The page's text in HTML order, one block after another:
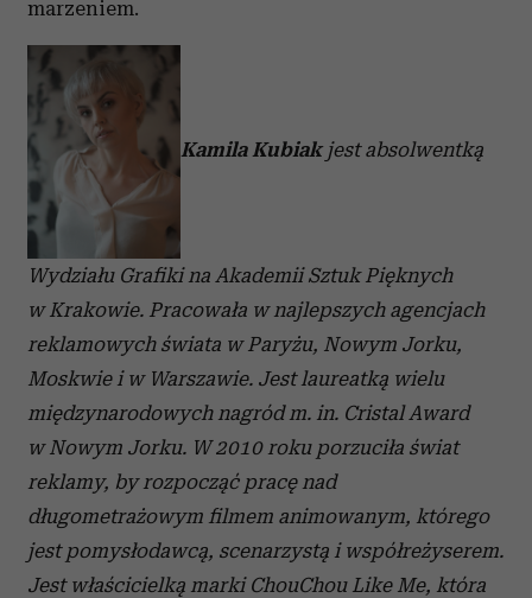
marzeniem.
Kamila Kubiakjest absolwentką
Wydziału Grafiki na Akademii Sztuk Pięknych
w Krakowie. Pracowała w najlepszych agencjach
reklamowych świata w Paryżu, Nowym Jorku,
Moskwie i w Warszawie. Jest laureatką wielu
międzynarodowych nagród m. in. Cristal Award
w Nowym Jorku. W 2010 roku porzuciła świat
reklamy, by rozpocząć pracę nad
długometrażowym filmem animowanym, którego
jest pomysłodawcą, scenarzystą i współreżyserem.
Jest właścicielką marki ChouChou Like Me, która